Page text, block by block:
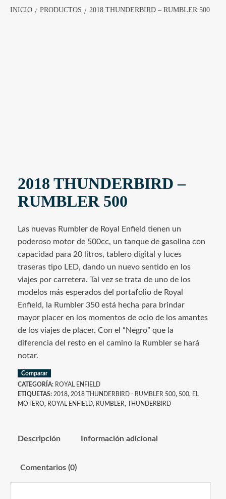
INICIO PRODUCTOS 2018 THUNDERBIRD – RUMBLER 500
2018 THUNDERBIRD –
RUMBLER 500
Las nuevas Rumbler de Royal Enfield tienen un
poderoso motor de 500cc, un tanque de gasolina con
capacidad para 20 litros, tablero digital y luces
traseras tipo LED, dando un nuevo sentido en los
viajes por carretera. Tal vez se trata de uno de los
modelos más esperados del portafolio de Royal
Enfield, la Rumbler 350 está hecha para brindar
mayor placer en los momentos de ocio de los amantes
de los viajes de placer. Con el “Negro” que la
diferencia del resto en el camino la Rumbler se hará
notar.
Comparar
CATEGORÍA: ROYAL ENFIELD
ETIQUETAS: 2018, 2018 THUNDERBIRD - RUMBLER 500, 500, EL
MOTERO, ROYAL ENFIELD, RUMBLER, THUNDERBIRD
Descripción Información adicional
Comentarios (0)